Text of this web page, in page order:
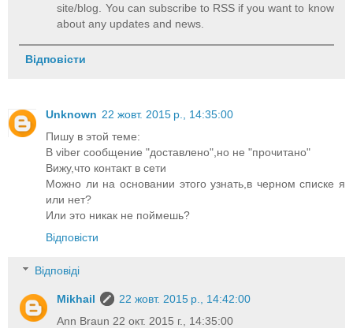
site/blog. You can subscribe to RSS if you want to know
about any updates and news.
Відповісти
Unknown 22 жовт. 2015 р., 14:35:00
Пишу в этой теме:
В viber сообщение "доставлено",но не "прочитано"
Вижу,что контакт в сети
Можно ли на основании этого узнать,в черном списке я
или нет?
Или это никак не поймешь?
Відповісти
Відповіді
Mikhail
22 жовт. 2015 р., 14:42:00
Ann Braun 22 окт. 2015 г., 14:35:00